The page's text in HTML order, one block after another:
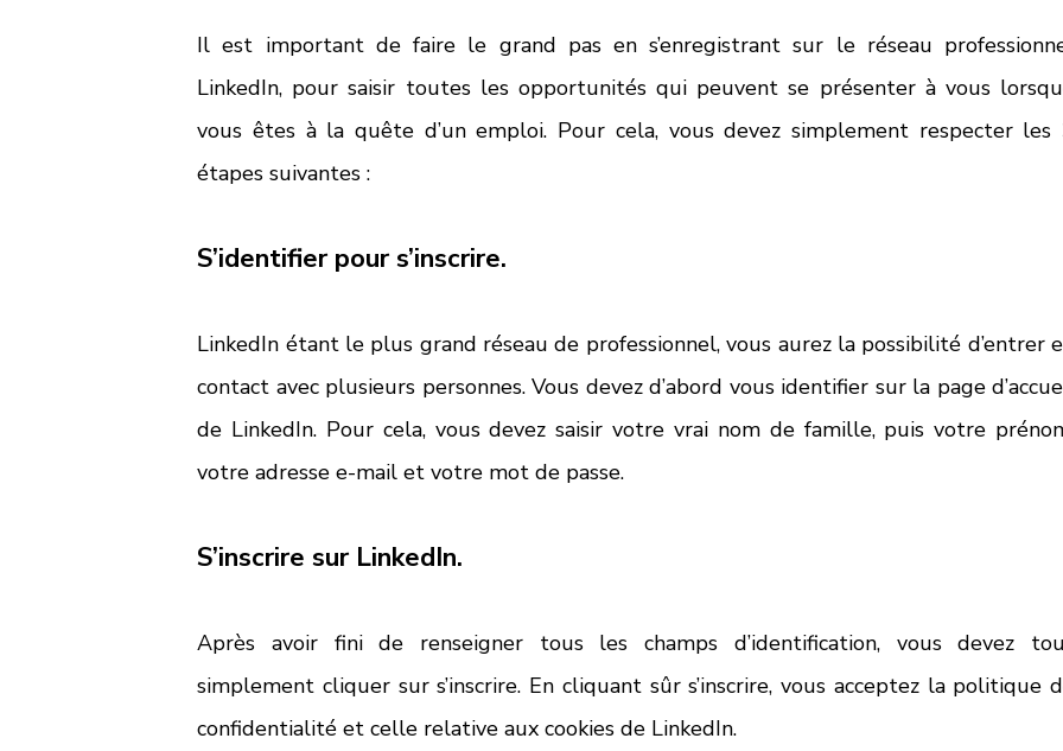
Il est important de faire le grand pas en s’enregistrant sur le réseau
LinkedIn, pour saisir toutes les opportunités qui peuvent se présenter à vous
vous êtes à la quête d’un emploi. Pour cela, vous devez simplement respecter les
étapes suivantes :
S’identifier pour s’inscrire.
LinkedIn étant le plus grand réseau de professionnel, vous aurez la possibilité d’entrer
contact avec plusieurs personnes. Vous devez d’abord vous identifier sur la page
de LinkedIn. Pour cela, vous devez saisir votre vrai nom de famille, puis votre
votre adresse e-mail et votre mot de passe.
S’inscrire sur LinkedIn.
Après avoir fini de renseigner tous les champs d’identification, vous devez
simplement cliquer sur s’inscrire. En cliquant sûr s’inscrire, vous acceptez la politique
confidentialité et celle relative aux cookies de LinkedIn.